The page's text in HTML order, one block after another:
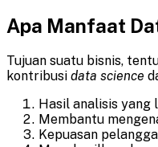
Apa Manfaat
Tujuan suatu bisnis,
kontribusi data science
Hasil analisis yang
Membantu
Kepuasan